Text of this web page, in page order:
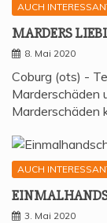
AUCH
MAR­DERS
8. Mai 2020
Coburg (ots) -
Marderschäden
Marderschäden
AUCH
3. Mai 2020